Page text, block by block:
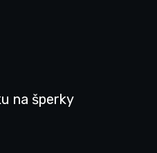
na šperky